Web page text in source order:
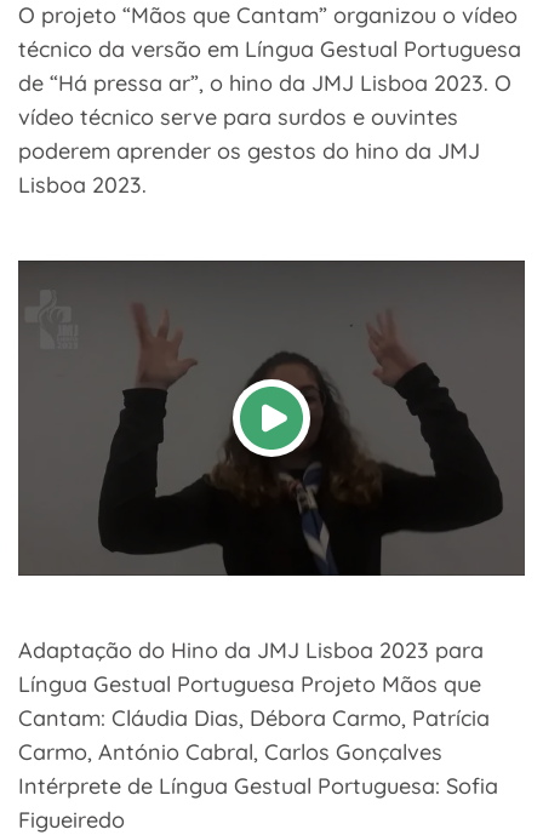
O projeto “Mãos que Cantam” organizou o vídeo
técnico da versão em Língua Gestual Portuguesa
de “Há pressa ar”, o hino da JMJ Lisboa 2023. O
vídeo técnico serve para surdos e ouvintes
poderem aprender os gestos do hino da JMJ
Lisboa 2023.
Adaptação do Hino da JMJ Lisboa 2023 para
Língua Gestual Portuguesa Projeto Mãos que
Cantam: Cláudia Dias, Débora Carmo, Patrícia
Carmo, António Cabral, Carlos Gonçalves
Intérprete de Língua Gestual Portuguesa: Sofia
Figueiredo